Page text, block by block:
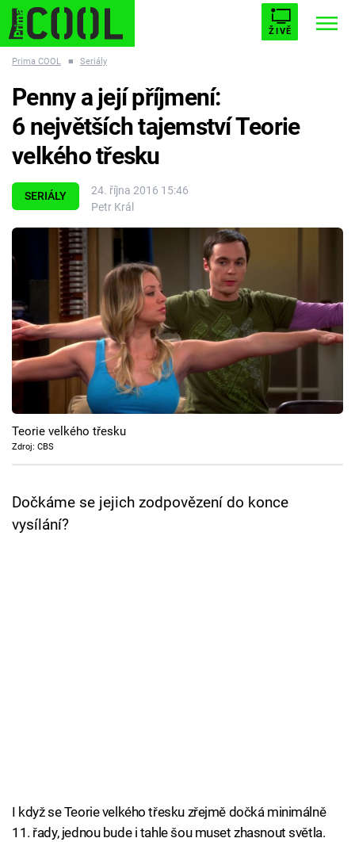
ŽIVĚ
ESCAPE PLNEJ KOTEL AVENGERS 5
Témata
Filmy
Seriály
Hry
Cool Esport
Pořady
TV Program
Prima COOL ■ Seriály
SERIÁLY
24. října 2016 15:46
Petr Král
Penny a její příjmení:
6 největších tajemství Teorie
velkého třesku
Teorie velkého třesku
Zdroj: CBS
Dočkáme se jejich zodpovězení do konce
vysílání?
I když se Teorie velkého třesku zřejmě dočká minimálně
11. řady, jednou bude i tahle šou muset zhasnout světla.